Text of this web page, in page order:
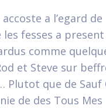
accoste a l’egard
les fesses a
comme
et Steve sur
Plutot que de Sauf
de des Tous